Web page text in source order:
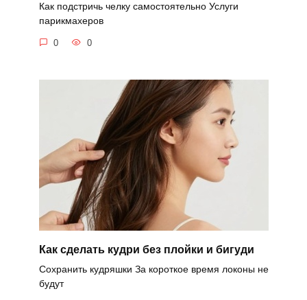
Как подстричь челку самостоятельно Услуги
парикмахеров
0 0
Как сделать кудри без плойки и бигуди
Сохранить кудряшки За короткое время локоны не
будут